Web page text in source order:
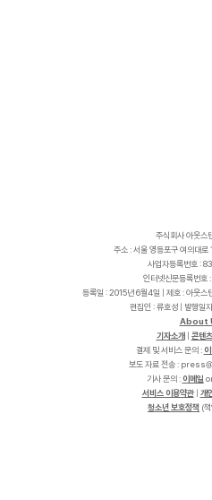
주식회사 아웃스
주소 : 서울 영등포구 여의대
사업자등록번호 :
인터넷신문등록번호
등록일 : 2015년 6월4일 | 제호 : 아웃스
편집인 : 류호성 | 발행일
About
기자소개
콘텐
결제 및 서비스 문의 :
보도 자료 전송 :
@
s
s
e
r
p
기사 문의 : 이메일
서비스 이용약관| 개
청소년 보호정책 (